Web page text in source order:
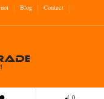
Blog
Contact
0